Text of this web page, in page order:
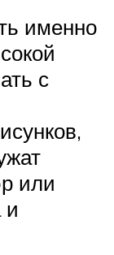
именно
с
или
и